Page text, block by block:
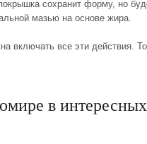
сохранит форму, но
мазью на основе жира.
включать все эти действия.
в интересных